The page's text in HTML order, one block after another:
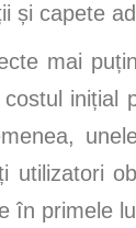
și capete
mai
inițial
utilizatori
în primele